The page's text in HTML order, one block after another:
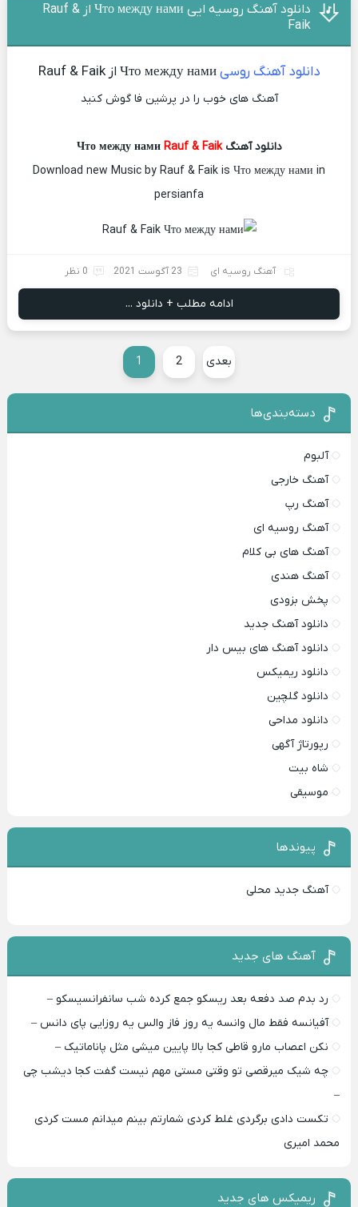
دانلود آهنگ روسیه ایی Что между нами از Rauf &
Faik
دانلود آهنگ روسیЧто между нами از Rauf & Faik
آهنگ های خوب را در پرشین فا گوش کنید
دانلود آهنگ Что между намиRauf & Faik
Download new Music by Rauf & Faik is Что между нами in
persianfa
آهنگ روسیه ای 23 آگوست 2021 0 نظر
ادامه مطلب + دانلود ...
1 2 بعدی
دسته‌بندی‌ها
آلبوم
آهنگ خارجی
آهنگ رپ
آهنگ روسیه ای
آهنگ های بی کلام
آهنگ هندی
پخش بزودی
دانلود آهنگ جدید
دانلود آهنگ های بیس دار
دانلود ریمیکس
دانلود گلچین
دانلود مداحی
رپورتاژ آگهی
شاه بیت
موسیقی
پیوندها
آهنگ جدید محلی
آهنگ های جدید
رد بدم صد دفعه بعد ریسکو جمع کرده شب سانفرانسیسکو –
آفیانسه فقط مال وانسه یه روز فاز والس یه روزایی پای دانس –
نکن اعصاب مارو قاطی کجا بالا پایین میشی مثل پاناماتیک –
چه شیک میرقصی تو وقتی مستی مهم نیست گفت کجا دیشب چی
–
تکست دادی برگردی غلط کردی شمارتم بینم میدانم مست کردی
محمد امیری
ریمیکس های جدید